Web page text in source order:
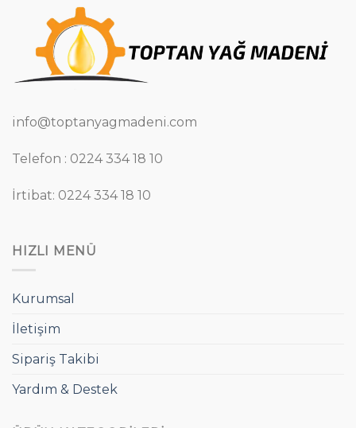
info@toptanyagmadeni.com
Telefon : 0224 334 18 10
İrtibat: 0224 334 18 10
HIZLI MENÜ
Kurumsal
İletişim
Sipariş Takibi
Yardım & Destek